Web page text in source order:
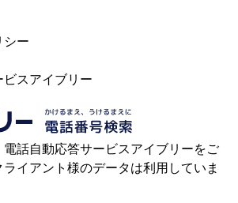
シー
スアイブリー
話自動応答サービスアイブリーをご
イアント様のデータは利用していま